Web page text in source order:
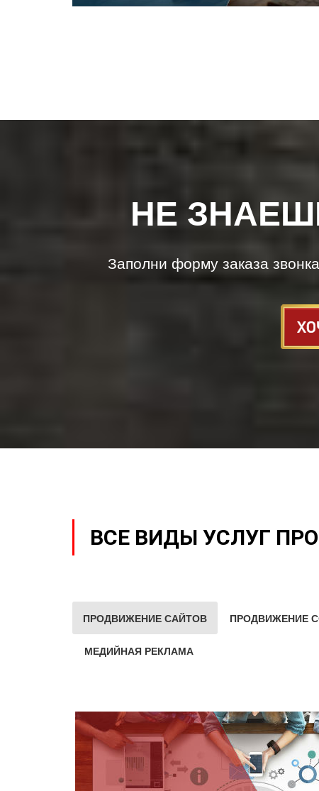
НЕ
Заполни форму заказа
ВСЕ ВИДЫ УСЛУГ
ПРОДВИЖЕНИЕ САЙТОВ ПРОДВИЖЕНИЕ
МЕДИЙНАЯ РЕКЛАМА